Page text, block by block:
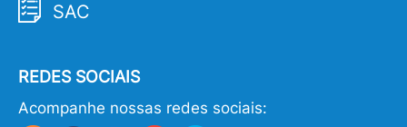
SAC
REDES SOCIAIS
Acompanhe nossas redes sociais: